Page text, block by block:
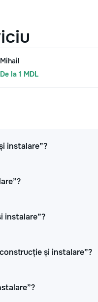
Mihail
De la 1 MDL
instalare”?
instalare”?
și instalare”?